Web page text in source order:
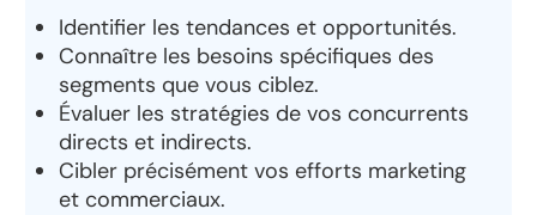
Identifier les tendances et opportunités.
Connaître les besoins spécifiques des
segments que vous ciblez.
Évaluer les stratégies de vos concurrents
directs et indirects.
Cibler précisément vos efforts marketing
et commerciaux.